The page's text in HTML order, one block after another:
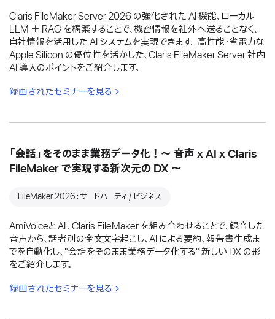
Claris FileMaker Server 2026 の強化された AI 機能、ローカル
LLM ＋ RAG を構築することで、機密情報を社外へ送ることなく、
自社情報を活用した AI システムを実現できます。 高性能・省電力な
Apple Silicon の優位性を活かした、Claris FileMaker Server 社内
AI 導入のポイントをご紹介します。
録画されたセミナーを見る
「会話」をそのまま業務データ化！〜 音声 x AI x Claris
FileMaker で実現する新次元の DX 〜
FileMaker 2026：サードパーティ / ビジネス
AmiVoiceと AI 、Claris FileMaker を組み合わせることで、録音した
音声から、話者別の全文文字起こし、AI による要約、報告書生成ま
でを自動化し、"会話をそのまま業務データ化する" 新しい DX の形
をご紹介します。
録画されたセミナーを見る